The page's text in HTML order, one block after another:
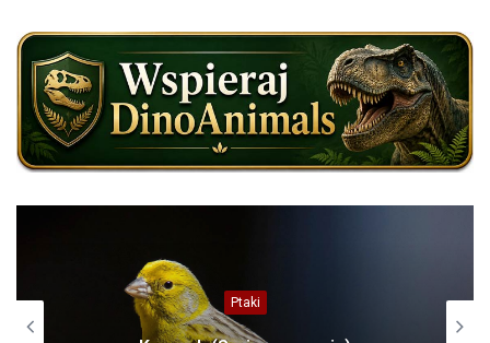
Europa